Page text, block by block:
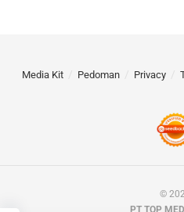
Media Kit Pedoman Privacy
©
PT TOP